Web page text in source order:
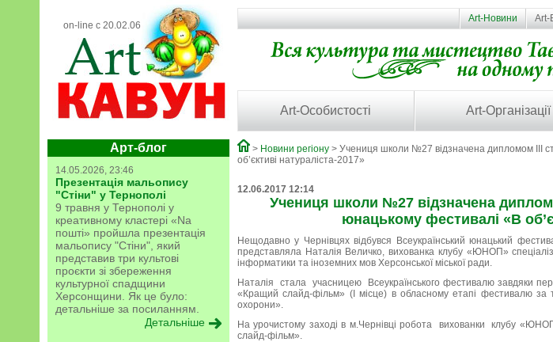
on-line с 20.02.06
Art-Новини Art-
Art-Особистості Art-Організації
Арт-блог
14.05.2026, 23:46
Презентація мальопису
"Стіни" у Тернополі
9 травня у Тернополі у
креативному кластері «Na
пошті» пройшла презентація
мальопису "Стіни", який
представив три культові
проєкти зі збереження
культурної спадщини
Херсонщини. Як це було:
детальніше за посиланням.
Детальніше
> Новини регіону > Учениця школи №27 відзначена дипломом ІІІ
об’єктиві натураліста-2017»
12.06.2017 12:14
Учениця школи №27 відзначена
юнацькому фестивалі «В
Нещодавно у Чернівцях відбувся Всеукраїнський юнацький
представляла Наталія Величко, вихованка клубу «ЮНОП»
інформатики та іноземних мов Херсонської міської ради.
Наталія стала учасницею Всеукраїнського фестивалю завдяки
«Кращий слайд-фільм» (І місце) в обласному етапі фестивалю
охорони».
На урочистому заході в м.Чернівці робота вихованки клубу
слайд-фільм».